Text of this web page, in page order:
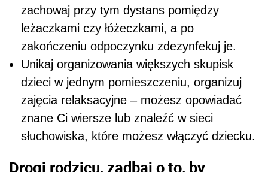
zachowaj przy tym dystans pomiędzy
leżaczkami czy łóżeczkami, a po
zakończeniu odpoczynku zdezynfekuj je.
Unikaj organizowania większych skupisk
dzieci w jednym pomieszczeniu, organizuj
zajęcia relaksacyjne – możesz opowiadać
znane Ci wiersze lub znaleźć w sieci
słuchowiska, które możesz włączyć dziecku.
Drogi rodzicu, zadbaj o to, by